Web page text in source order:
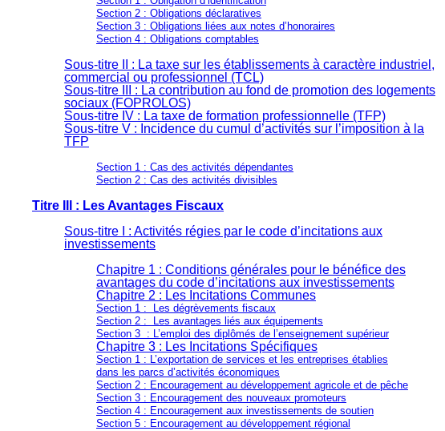
Section 2 : Obligations déclaratives
Section 3 : Obligations liées aux notes d’honoraires
Section 4 : Obligations comptables
Sous-titre II : La taxe sur les établissements à caractère industriel,
commercial ou professionnel (TCL)
Sous-titre III : La contribution au fond de promotion des logements
sociaux (FOPROLOS)
Sous-titre IV : La taxe de formation professionnelle (TFP)
Sous-titre V : Incidence du cumul d’activités sur l’imposition à la
TFP
Section 1 : Cas des activités dépendantes
Section 2 : Cas des activités divisibles
Titre III : Les Avantages Fiscaux
Sous-titre I : Activités régies par le code d’incitations aux
investissements
Chapitre 1 : Conditions générales pour le bénéfice des
avantages du code d’incitations aux investissements
Chapitre 2 : Les Incitations Communes
Section 1 :
Les dégrèvements fiscaux
Section 2 :
Les avantages liés aux équipements
Section 3 : L’emploi des diplômés de l’enseignement supérieur
Chapitre 3 : Les Incitations Spécifiques
Section 1 : L’exportation de services et les entreprises établies
dans les parcs d’activités économiques
Section 2 : Encouragement au développement agricole et de pêche
Section 3 : Encouragement des nouveaux promoteurs
Section 4 : Encouragement aux investissements de soutien
Section 5 : Encouragement au développement régional